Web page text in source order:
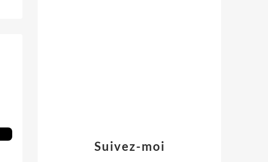
Suivez-moi